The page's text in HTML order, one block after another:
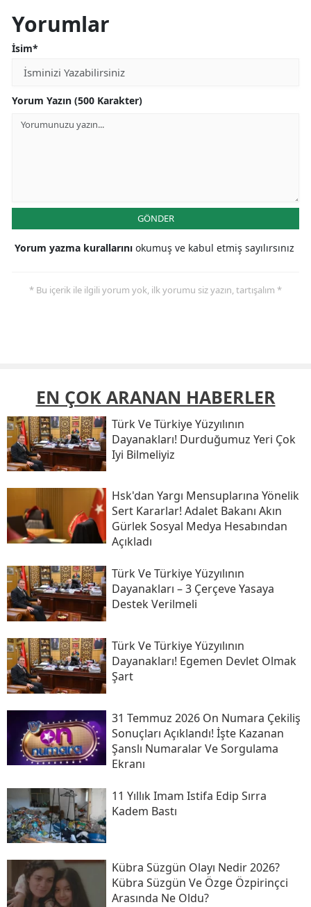
Yorumlar
İsim*
Yorum Yazın (500 Karakter)
GÖNDER
Yorum yazma kurallarını okumuş ve kabul etmiş sayılırsınız
* Bu içerik ile ilgili yorum yok, ilk yorumu siz yazın, tartışalım *
EN ÇOK ARANAN HABERLER
Türk Ve Türkiye Yüzyılının
Dayanakları! Durduğumuz Yeri Çok
Iyi Bilmeliyiz
Hsk'dan Yargı Mensuplarına Yönelik
Sert Kararlar! Adalet Bakanı Akın
Gürlek Sosyal Medya Hesabından
Açıkladı
Türk Ve Türkiye Yüzyılının
Dayanakları – 3 Çerçeve Yasaya
Destek Verilmeli
Türk Ve Türkiye Yüzyılının
Dayanakları! Egemen Devlet Olmak
Şart
31 Temmuz 2026 On Numara Çekiliş
Sonuçları Açıklandı! İşte Kazanan
Şanslı Numaralar Ve Sorgulama
Ekranı
11 Yıllık Imam Istifa Edip Sırra
Kadem Bastı
Kübra Süzgün Olayı Nedir 2026?
Kübra Süzgün Ve Özge Özpirinçci
Arasında Ne Oldu?